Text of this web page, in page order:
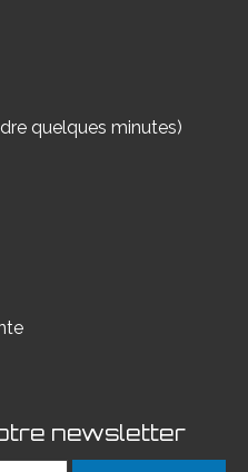
quelques minutes)
newsletter